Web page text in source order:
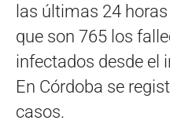
las últimas 24
que son 765 los
infectados desde el
En Córdoba se
casos.